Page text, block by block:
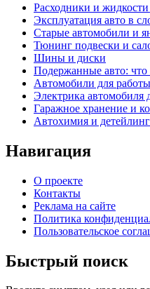
Расходники и жидкости
Эксплуатация авто в
Старые автомобили и
Тюнинг подвески и
Шины и диски
Подержанные авто: что
Автомобили для работы
Электрика
Гаражное хранение и
Автохимия и
Навигация
О проекте
Контакты
Реклама на сайте
Политика
Пользовательское
Быстрый поиск